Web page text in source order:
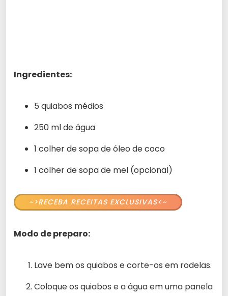
Ingredientes:
5 quiabos médios
250 ml de água
1 colher de sopa de óleo de coco
1 colher de sopa de mel (opcional)
~>RECEBA RECEITAS EXCLUSIVAS<~
Modo de preparo:
Lave bem os quiabos e corte-os em rodelas.
Coloque os quiabos e a água em uma panela